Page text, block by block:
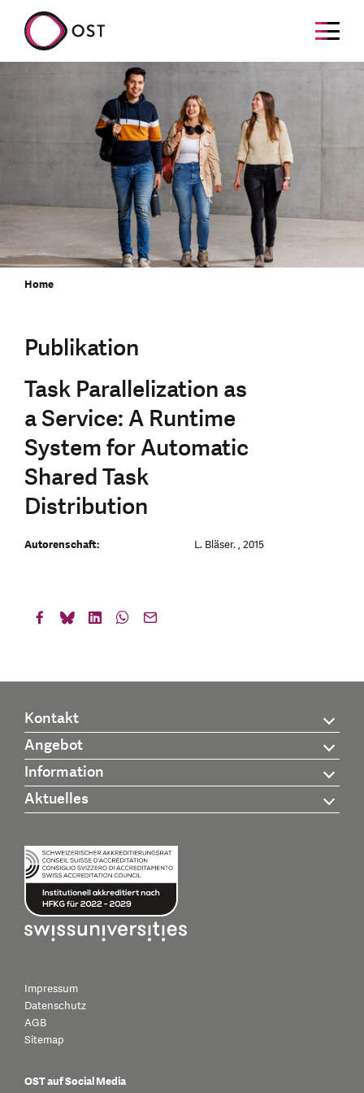
Home
Publikation
Task Parallelization as
a Service: A Runtime
System for Automatic
Shared Task
Distribution
Autorenschaft: L. Bläser. , 2015
Kontakt
Angebot
Information
Aktuelles
Impressum
Datenschutz
AGB
Sitemap
OST auf Social Media